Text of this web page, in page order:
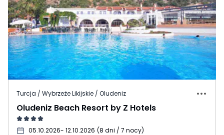
Turcja / Wybrzeże Likijskie / Oludeniz
Oludeniz Beach Resort by Z Hotels
05.10.2026- 12.10.2026 (8 dni / 7 nocy)